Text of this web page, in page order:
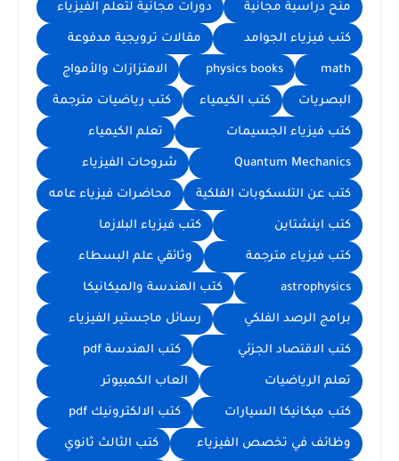
منح دراسية مجانية دورات مجانية لتعلم الفيزياء
كتب فيزياء الجوامد مقالات ترويجية مدفوعة
math
physics books الاهتزازات والأمواج
البصريات كتب الكيمياء كتب رياضيات مترجمة
كتب فيزياء الجسيمات تعلم الكيمياء
Quantum Mechanics شروحات الفيزياء
كتب عن التلسكوبات الفلكية محاضرات فيزياء عامه
كتب اينشتاين كتب فيزياء البلازما
كتب فيزياء مترجمة وثائقي علم البسطاء
astrophysics كتب الهندسة والميكانيكا
برامج الرصد الفلكي رسائل ماجستير الفيزياء
كتب الاقتصاد الجزئي كتب الهندسة pdf
تعلم الرياضيات العاب الكمبيوتر
كتب ميكانيكا السيارات كتب الالكترونيك pdf
وظائف في تخصص الفيزياء كتب الثالث ثانوي